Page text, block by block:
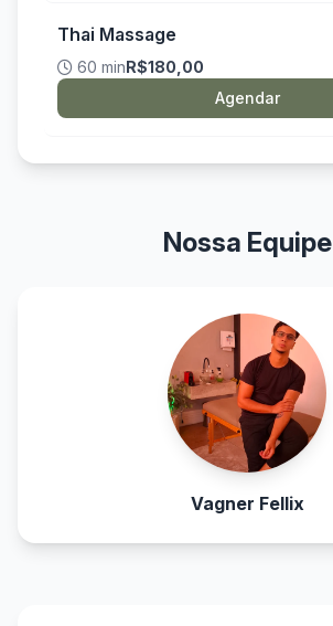
Thai Massage
60 minR$180,00
Agendar
Nossa Equipe
Vagner Fellix